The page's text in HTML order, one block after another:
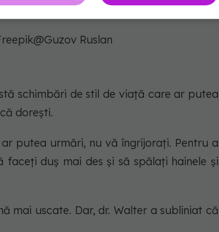
Ruslan
schimbări de stil de viață care ar putea
dorești.
putea urmări, nu vă îngrijorați. Pentru a
duș mai des și să spălați hainele și
mai uscate. Dar, dr. Walter a subliniat că